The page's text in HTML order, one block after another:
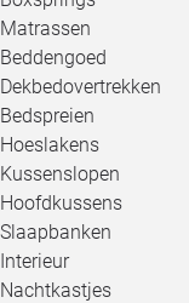
Matrassen
Beddengoed
Dekbedovertrekken
Bedspreien
Hoeslakens
Kussenslopen
Hoofdkussens
Slaapbanken
Interieur
Nachtkastjes